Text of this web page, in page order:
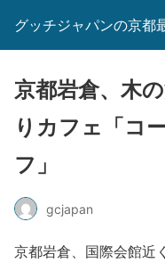
グッチジャパンの京都
京都岩倉、木
りカフェ「コ
フ」
gcjapan
京都岩倉、国際会館近く